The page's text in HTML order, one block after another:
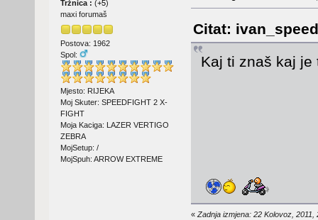
Tržnica : (+5)
maxi forumaš
Postova: 1962
Spol:
Mjesto: RIJEKA
Moj Skuter: SPEEDFIGHT 2 X-
FIGHT
Moja Kaciga: LAZER VERTIGO
ZEBRA
MojSetup: /
MojSpuh: ARROW EXTREME
Citat:
Kaj ti znaš kaj je
«Zadnja izmjena: 22 Kolovoz, 2011,